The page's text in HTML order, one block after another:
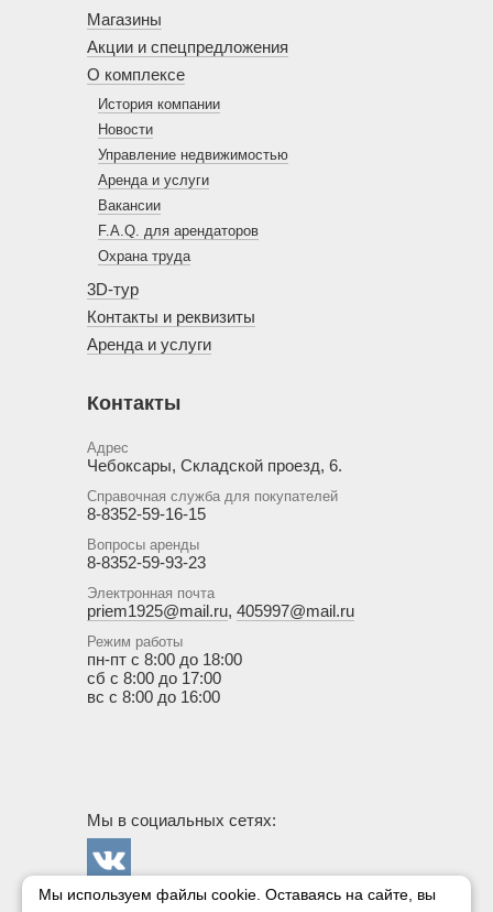
Магазины
Акции и спецпредложения
О комплексе
История компании
Новости
Управление недвижимостью
Аренда и услуги
Вакансии
F.A.Q. для арендаторов
Охрана труда
3D-тур
Контакты и реквизиты
Аренда и услуги
Мы в социальных сетях:
Госснаб в
Контакты
Адрес
Чебоксары, Складской проезд, 6.
Справочная служба для покупателей
8-8352-59-16-15
Вопросы аренды
8-8352-59-93-23
Электронная почта
priem1925@mail.ru, 405997@mail.ru
Режим работы
пн-пт с 8:00 до 18:00
сб с 8:00 до 17:00
вс с 8:00 до 16:00
Мы используем файлы cookie. Оставаясь на сайте, вы